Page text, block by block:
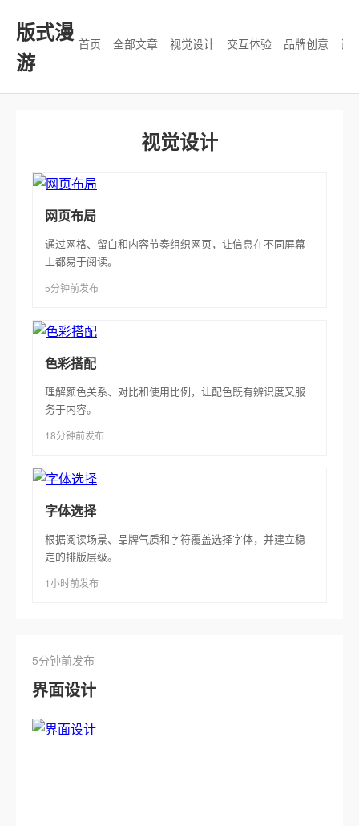
版式漫
游
首页 全部文章 视觉设计 交互体验 品牌创意 设
视觉设计
网页布局
通过网格、留白和内容节奏组织网页，让信息在不同屏幕
上都易于阅读。
5分钟前发布
色彩搭配
理解颜色关系、对比和使用比例，让配色既有辨识度又服
务于内容。
18分钟前发布
字体选择
根据阅读场景、品牌气质和字符覆盖选择字体，并建立稳
定的排版层级。
1小时前发布
5分钟前发布
界面设计